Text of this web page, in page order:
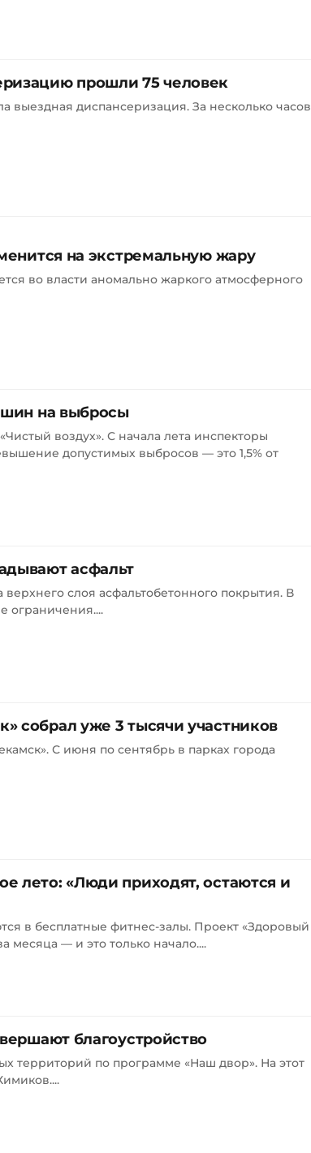
прошли 75 человек
диспансеризация. За несколько часов
на экстремальную жару
во власти аномально жаркого атмосферного
на выбросы
воздух». С начала лета инспекторы
допустимых выбросов — это 1,5% от
асфальт
слоя асфальтобетонного покрытия. В
ограничения....
собрал уже 3 тысячи участников
С июня по сентябрь в парках города
лето: «Люди приходят, остаются и
в бесплатные фитнес-залы. Проект «Здоровый
месяца — и это только начало....
благоустройство
территорий по программе «Наш двор». На этот